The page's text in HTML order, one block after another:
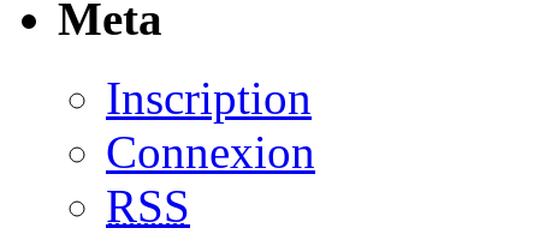
Meta
Inscription
Connexion
RSS